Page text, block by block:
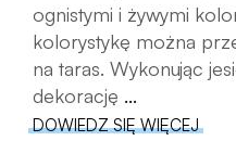
ognistymi i żywymi
kolorystykę można
na taras. Wykonując
dekorację ...
DOWIEDZ SIĘ WIĘCEJ